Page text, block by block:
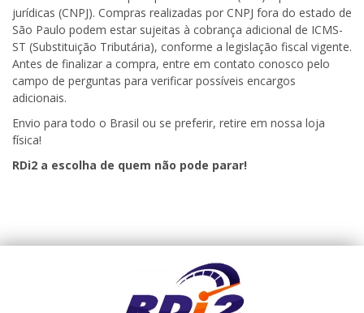
jurídicas (CNPJ). Compras realizadas por CNPJ fora do estado de
São Paulo podem estar sujeitas à cobrança adicional de ICMS-
ST (Substituição Tributária), conforme a legislação fiscal vigente.
Antes de finalizar a compra, entre em contato conosco pelo
campo de perguntas para verificar possíveis encargos
adicionais.
Envio para todo o Brasil ou se preferir, retire em nossa loja
física!
RDi2 a escolha de quem não pode parar!